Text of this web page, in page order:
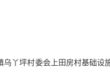
丫坪村委会上田房村基础